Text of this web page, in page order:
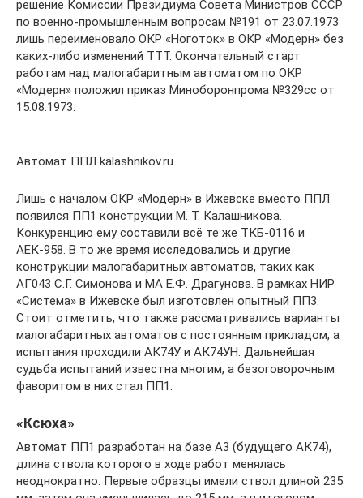
решение Комиссии Президиума Совета Министров СССР
по военно-промышленным вопросам №191 от 23.07.1973
лишь переименовало ОКР «Ноготок» в ОКР «Модерн» без
каких-либо изменений ТТТ. Окончательный старт
работам над малогабаритным автоматом по ОКР
«Модерн» положил приказ Миноборонпрома №329сс от
15.08.1973.
Автомат ППЛ kalashnikov.ru
Лишь с началом ОКР «Модерн» в Ижевске вместо ППЛ
появился ПП1 конструкции М. Т. Калашникова.
Конкуренцию ему составили всё те же ТКБ-0116 и
АЕК-958. В то же время исследовались и другие
конструкции малогабаритных автоматов, таких как
АГ043 С.Г. Симонова и МА Е.Ф. Драгунова. В рамках НИР
«Система» в Ижевске был изготовлен опытный ПП3.
Стоит отметить, что также рассматривались варианты
малогабаритных автоматов с постоянным прикладом, а
испытания проходили АК74У и АК74УН. Дальнейшая
судьба испытаний известна многим, а безоговорочным
фаворитом в них стал ПП1.
«Ксюха»
Автомат ПП1 разработан на базе А3 (будущего АК74),
длина ствола которого в ходе работ менялась
неоднократно. Первые образцы имели ствол длиной 235